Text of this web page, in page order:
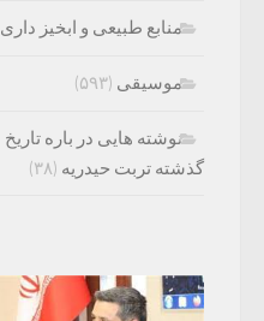
منابع طبیعی و ابخیز داری
موسیقی (۵۹۳)
نوشته هایی در باره تاریخ
گذشته تربت حیدریه (۳۸)